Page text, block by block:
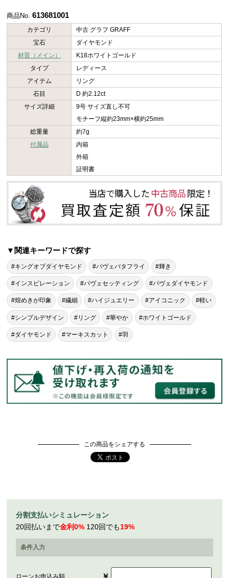
商品No.613681001
カテゴリ
中古 グラフ GRAFF
宝石
ダイヤモンド
材質（メイン）
K18ホワイトゴールド
タイプ
レディース
アイテム
リング
石目
D 約2.12ct
サイズ詳細
9号 サイズ直し不可
モチーフ縦約23mm×横約25mm
総重量
約7g
付属品
内箱
外箱
証明書
▼関連キーワードで探す
#キングオブダイヤモンド #パヴェバタフライ #輝き
#インスピレーション #パヴェセッティング #パヴェダイヤモンド
#煌めきが印象 #繊細 #ハイジュエリー #アイコニック #軽い
#シンプルデザイン #リング #華やか #ホワイトゴールド
#ダイヤモンド #マーキスカット #羽
この商品をシェアする
分割支払いシミュレーション
20回払いまで金利0% 120回でも19%
条件入力
ローンお申込み額 ￥